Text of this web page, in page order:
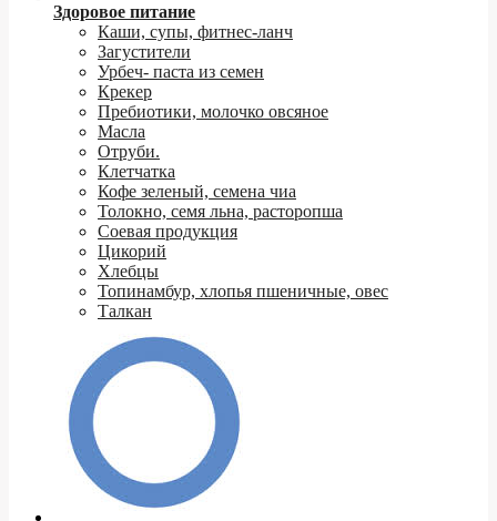
Здоровое питание
Каши, супы, фитнес-ланч
Загустители
Урбеч- паста из семен
Крекер
Пребиотики, молочко овсяное
Масла
Отруби.
Клетчатка
Кофе зеленый, семена чиа
Толокно, семя льна, расторопша
Соевая продукция
Цикорий
Хлебцы
Топинамбур, хлопья пшеничные, овес
Талкан